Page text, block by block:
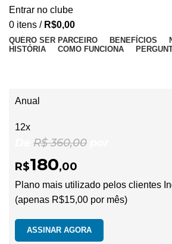
Entrar no clube
0 itens / R$0,00
QUERO SER PARCEIRO BENEFÍCIOS
HISTÓRIA
COMO FUNCIONA
Anual
12x
R$ 360,00
R$180,00
Plano mais utilizado pelos clientes
(apenas R$15,00 por mês)
ASSINAR AGORA